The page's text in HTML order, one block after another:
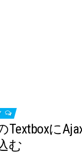
Textboxに
む